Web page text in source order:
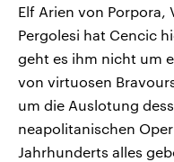
Elf Arien von Porpora,
Pergolesi hat Cencic
geht es ihm nicht um
von virtuosen
um die Auslotung
neapolitanischen
Jahrhunderts alles